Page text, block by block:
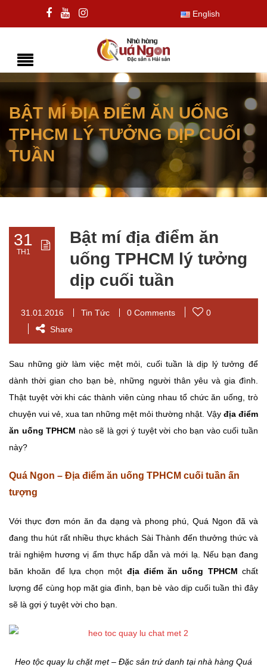
English
BẬT MÍ ĐỊA ĐIỂM ĂN UỐNG
TPHCM LÝ TƯỞNG DỊP CUỐI
TUẦN
31
TH1
Bật mí địa điểm ăn
uống TPHCM lý tưởng
dịp cuối tuần
31.01.2016 Tin Tức 0 Comments
0
Share
Sau những giờ làm việc mệt mỏi, cuối tuần là dịp lý tưởng để
dành thời gian cho bạn bè, những người thân yêu và gia đình.
Thật tuyệt vời khi các thành viên cùng nhau tổ chức ăn uống, trò
chuyện vui vẻ, xua tan những mệt mỏi thường nhật. Vậy địa điểm
ăn uống TPHCM nào sẽ là gợi ý tuyệt vời cho bạn vào cuối tuần
này?
Quá Ngon – Địa điểm ăn uống TPHCM cuối tuần ấn
tượng
Với thực đơn món ăn đa dạng và phong phú, Quá Ngon đã và
đang thu hút rất nhiều thực khách Sài Thành đến thưởng thức và
trải nghiệm hương vị ẩm thực hấp dẫn và mới lạ. Nếu bạn đang
băn khoăn để lựa chọn một địa điểm ăn uống TPHCM chất
lượng để cùng họp mặt gia đình, bạn bè vào dịp cuối tuần thì đây
sẽ là gợi ý tuyệt vời cho bạn.
Heo tộc quay lu chặt mẹt – Đặc sản trứ danh tại nhà hàng Quá